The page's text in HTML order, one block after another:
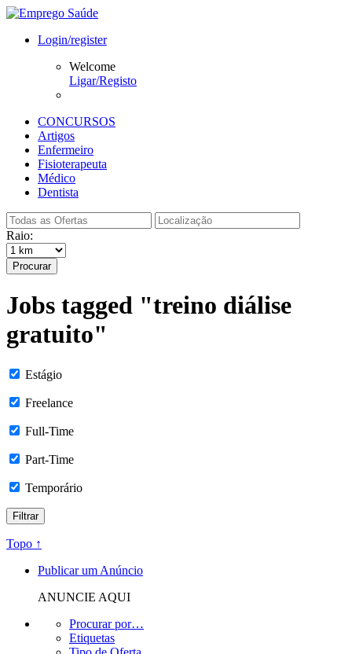
Login/register
Welcome
Ligar/Registo
CONCURSOS
Artigos
Enfermeiro
Fisioterapeuta
Médico
Dentista
Raio:
Procurar
Jobs tagged "treino diálise
gratuito"
Estágio
Freelance
Full-Time
Part-Time
Temporário
Topo ↑
Publicar um Anúncio
ANUNCIE AQUI
Procurar por…
Etiquetas